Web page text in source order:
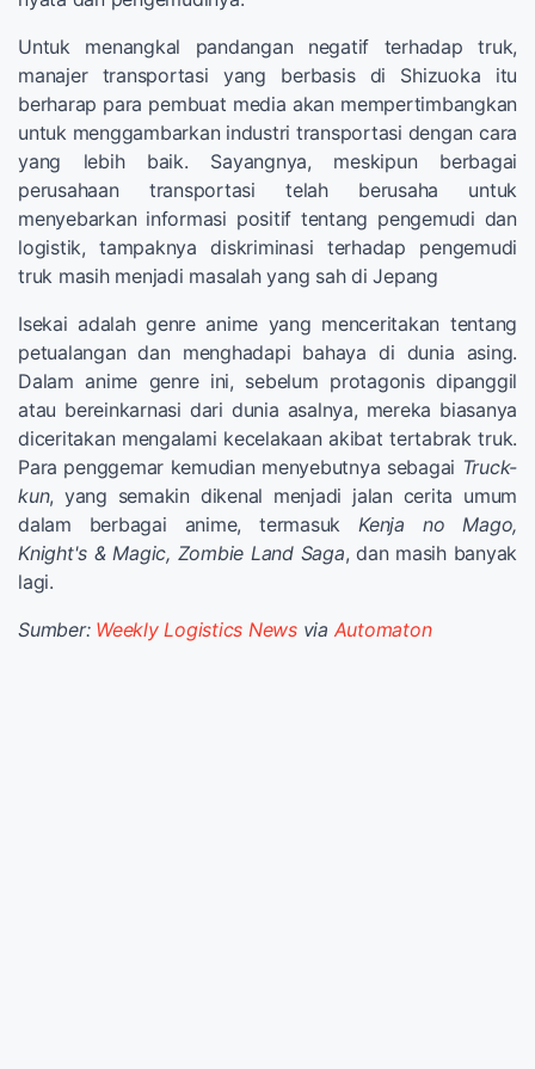
Untuk menangkal pandangan negatif terhadap truk,
manajer transportasi yang berbasis di Shizuoka itu
berharap para pembuat media akan mempertimbangkan
untuk menggambarkan industri transportasi dengan cara
yang lebih baik. Sayangnya, meskipun berbagai
perusahaan transportasi telah berusaha untuk
menyebarkan informasi positif tentang pengemudi dan
logistik, tampaknya diskriminasi terhadap pengemudi
truk masih menjadi masalah yang sah di Jepang
Isekai adalah genre anime yang menceritakan tentang
petualangan dan menghadapi bahaya di dunia asing.
Dalam anime genre ini, sebelum protagonis dipanggil
atau bereinkarnasi dari dunia asalnya, mereka biasanya
diceritakan mengalami kecelakaan akibat tertabrak truk.
Para penggemar kemudian menyebutnya sebagai Truck-
kun, yang semakin dikenal menjadi jalan cerita umum
dalam berbagai anime, termasuk Kenja no Mago,
Knight's & Magic, Zombie Land Saga, dan masih banyak
lagi.
Sumber: Weekly Logistics Newsvia Automaton